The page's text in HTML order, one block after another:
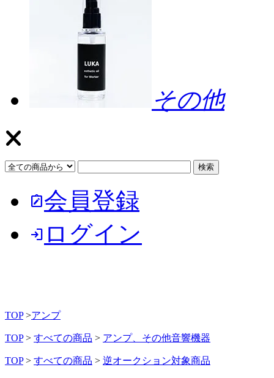
その他
note_alt会員登録
login ログイン
TOP >アンプ
TOP > すべての商品 > アンプ、その他音響機器
TOP > すべての商品 > 逆オークション対象商品